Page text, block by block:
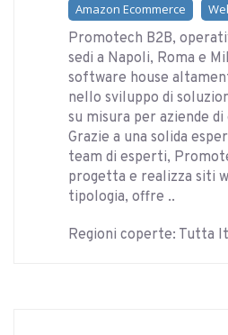
Amazon Ecommerce
Promotech B2B,
sedi a Napoli, Roma e
software house
nello sviluppo di
su misura per aziende
Grazie a una solida
team di esperti,
progetta e realizza siti
tipologia, offre ..
Regioni coperte: Tutta